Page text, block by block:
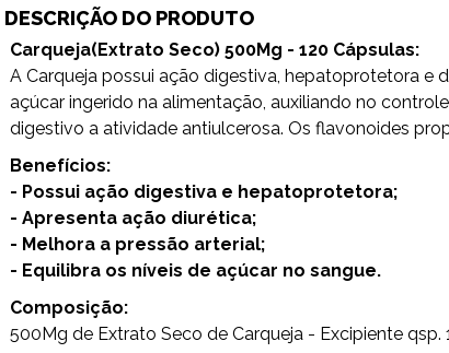
DESCRIÇÃO DO PRODUTO
Carqueja(Extrato Seco) 500Mg - 120 Cápsulas:
A Carqueja possui ação digestiva, hepatoprotetora e
açúcar ingerido na alimentação, auxiliando no
digestivo a atividade antiulcerosa. Os flavonoides
Benefícios:
- Possui ação digestiva e hepatoprotetora;
- Apresenta ação diurética;
- Melhora a pressão arterial;
- Equilibra os níveis de açúcar no sangue.
Composição:
500Mg de Extrato Seco de Carqueja - Excipiente qsp.